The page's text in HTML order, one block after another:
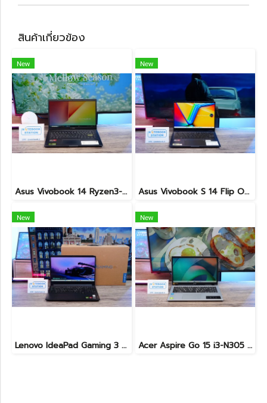
สินค้าเกี่ยวข้อง
New
Asus Vivobook 14 Ryzen3-3250U Ram4 SSD512 จอ14นิ้ว FHD สเปคทำงานทั่วไป ดีไซน์สวยทำจากวัสดุดี น้ำหนักเบา ราคาเพียง 5,990.-
New
Asus Vivobook S 14 Flip OLED ทัชกรีนหมุนจอ360องศา Ryzen7-7730U Ram24 SSD512GB จอ14 2.8K OLED 90Hz จอภาพสวยคมชัดมาก ดีไซน์สวยทันสมัย ราคา 18,990.-
New
Lenovo IdeaPad Gaming 3 Ryzen5-5500H RAM16 RTX2050(4GB) 512GB M.2 จอ15.6 FHD 144Hz สเปคเกมมิ่ง คีย์บอร์ดไฟสีRGB เครื่องพร้อมใช้งาน ราคาเพียง 16,900.-
New
Acer Aspire Go 15 i3-N305 Ram8 SSD512 หน้าจอ15.6 FHD ตัวเครื่องดีไซน์สวยดูทันสมัย สเปคดี ทำงานเก่ง เครื่องพร้อมใช้งาน ขายเพียง 8,999.-